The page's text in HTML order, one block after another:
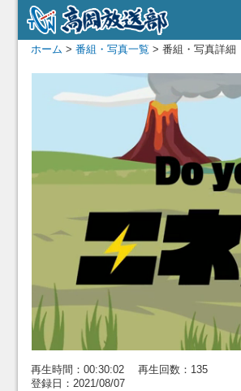
ホーム > 番組・写真一覧 > 番組・写真詳細
再生時間：00:30:02 再生回数：135
登録日：2021/08/07